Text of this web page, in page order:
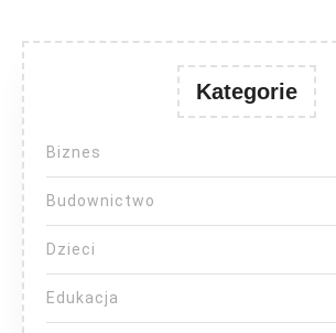
Kategorie
Biznes
Budownictwo
Dzieci
Edukacja